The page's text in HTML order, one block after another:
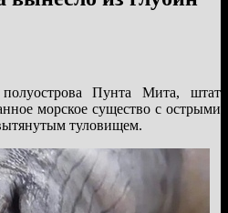
Пунта Мита, штат
морское существо с острыми
туловищем.